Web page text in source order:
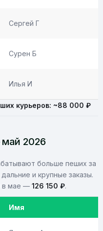
Сергей Г
Сурен Б
Илья И
курьеров: ~88 000 ₽
май 2026
больше пеших за
и крупные заказы.
в мае — 126 150 ₽.
Имя